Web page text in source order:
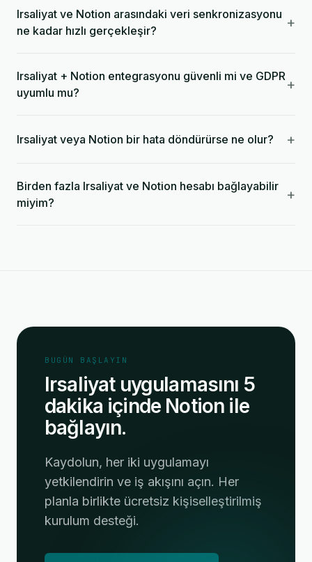
Irsaliyat ve Notion arasındaki veri senkronizasyonu
ne kadar hızlı gerçekleşir?
+
Irsaliyat + Notion entegrasyonu güvenli mi ve GDPR
uyumlu mu?
+
Irsaliyat veya Notion bir hata döndürürse ne olur? +
Birden fazla Irsaliyat ve Notion hesabı bağlayabilir
miyim?
+
BUGÜN BAŞLAYIN
Irsaliyat uygulamasını 5
dakika içinde Notion ile
bağlayın.
Kaydolun, her iki uygulamayı
yetkilendirin ve iş akışını açın. Her
planla birlikte ücretsiz kişiselleştirilmiş
kurulum desteği.